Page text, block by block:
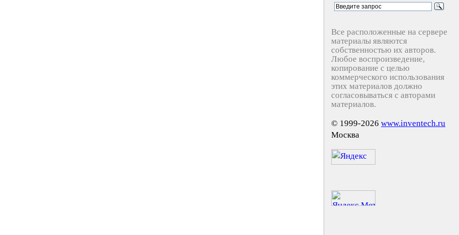
Все расположенные на сервере
материалы являются
собственностью их авторов.
Любое воспроизведение,
копирование с целью
коммерческого использования
этих материалов должно
согласовываться с авторами
материалов.
© 1999-2026 www.inventech.ru
Москва